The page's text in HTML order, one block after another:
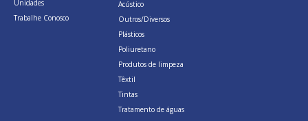
Unidades
Trabalhe Conosco
Acústico
Outros/Diversos
Plásticos
Poliuretano
Produtos de limpeza
Têxtil
Tintas
Tratamento de águas